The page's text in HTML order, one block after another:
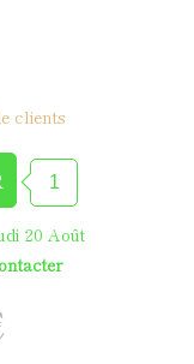
clients
20 Août